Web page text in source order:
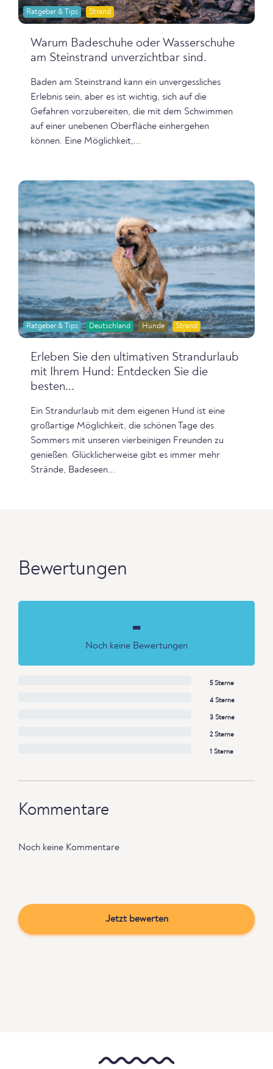
Ratgeber & Tips Strand
Warum Badeschuhe oder Wasserschuhe
am Steinstrand unverzichtbar sind.
Baden am Steinstrand kann ein unvergessliches
Erlebnis sein, aber es ist wichtig, sich auf die
Gefahren vorzubereiten, die mit dem Schwimmen
auf einer unebenen Oberfläche einhergehen
können. Eine Möglichkeit,...
Ratgeber & Tips Deutschland Hunde Strand
Erleben Sie den ultimativen Strandurlaub
mit Ihrem Hund: Entdecken Sie die
besten...
Ein Strandurlaub mit dem eigenen Hund ist eine
großartige Möglichkeit, die schönen Tage des
Sommers mit unseren vierbeinigen Freunden zu
genießen. Glücklicherweise gibt es immer mehr
Strände, Badeseen...
Bewertungen
-
Noch keine Bewertungen
5 Sterne
4 Sterne
3 Sterne
2 Sterne
1 Sterne
Kommentare
Noch keine Kommentare
Jetzt bewerten